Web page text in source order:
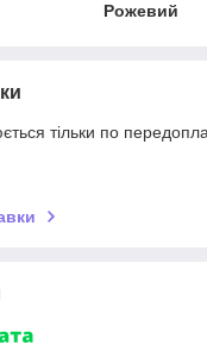
Рожевий
тільки по